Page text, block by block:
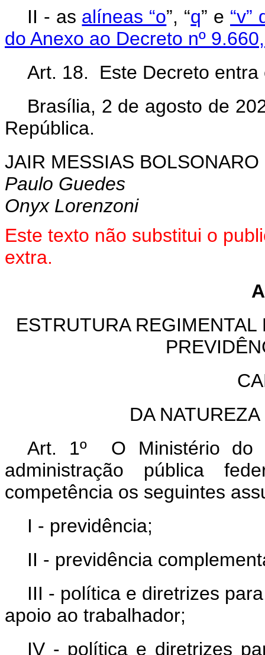
II - as alíneas “o”, “q” e
do Anexo ao Decreto nº
Art. 18. Este Decreto entra
Brasília, 2 de agosto de
República.
JAIR MESSIAS BOLSONARO
Paulo Guedes
Onyx Lorenzoni
Este texto não substitui o
extra.
ESTRUTURA
DA
Art. 1º O Ministério do
administração pública
competência os seguintes
I - previdência;
II - previdência
III - política e diretrizes
apoio ao trabalhador;
IV - política e diretrizes